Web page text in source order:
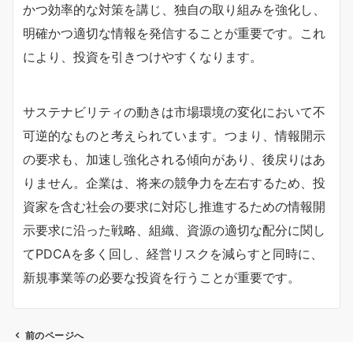
かつ効率的な対策を講じ、独自の取り組みを強化し、
明確かつ適切な情報を発信することが重要です。これ
により、投資を引きつけやすくなります。
サステナビリティの動きは市場環境の変化において不
可逆的なものと考えられています。つまり、情報開示
の要求も、加速し強化される傾向があり、後戻りはあ
りません。企業は、将来の競争力を左右するため、投
資家を含む社会の要求に対応し推進するための情報開
示要求に沿った戦略、組織、資源の適切な配分に関し
てPDCAを多く回し、経営リスクを減らすと同時に、
新規事業等の必要な投資を行うことが重要です。
前のページへ